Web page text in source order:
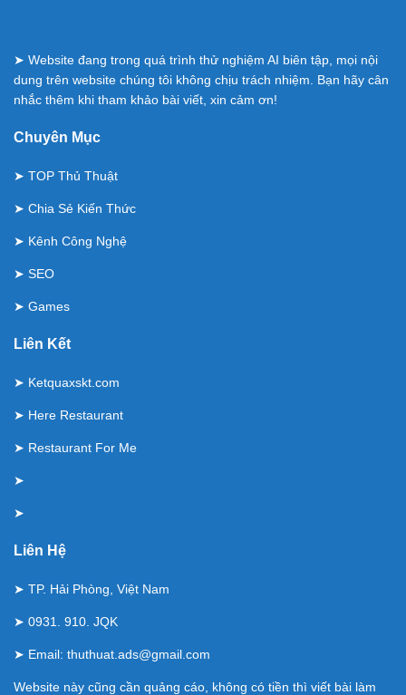
➤ Website đang trong quá trình thử nghiệm AI biên tập, mọi nội
dung trên website chúng tôi không chịu trách nhiệm. Bạn hãy cân
nhắc thêm khi tham khảo bài viết, xin cảm ơn!
Chuyên Mục
➤ TOP Thủ Thuật
➤ Chia Sẻ Kiến Thức
➤ Kênh Công Nghệ
➤ SEO
➤ Games
Liên Kết
➤ Ketquaxskt.com
➤ Here Restaurant
➤ Restaurant For Me
➤
➤
Liên Hệ
➤ TP. Hải Phòng, Việt Nam
➤ 0931. 910. JQK
➤ Email: thuthuat.ads@gmail.com
Website này cũng cần quảng cáo, không có tiền thì viết bài làm